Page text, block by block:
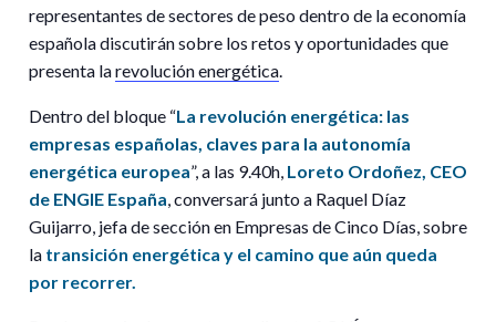
representantes de sectores de peso dentro de la economía
española discutirán sobre los retos y oportunidades que
presenta larevolución energética.
Dentro del bloque “La revolución energética: las
empresas españolas, claves para la autonomía
energética europea”,a las 9.40h, Loreto Ordoñez, CEO
de ENGIE España, conversará junto a Raquel Díaz
Guijarro, jefa de sección en Empresas de Cinco Días, sobre
la transición energética y el camino que aún queda
por recorrer.